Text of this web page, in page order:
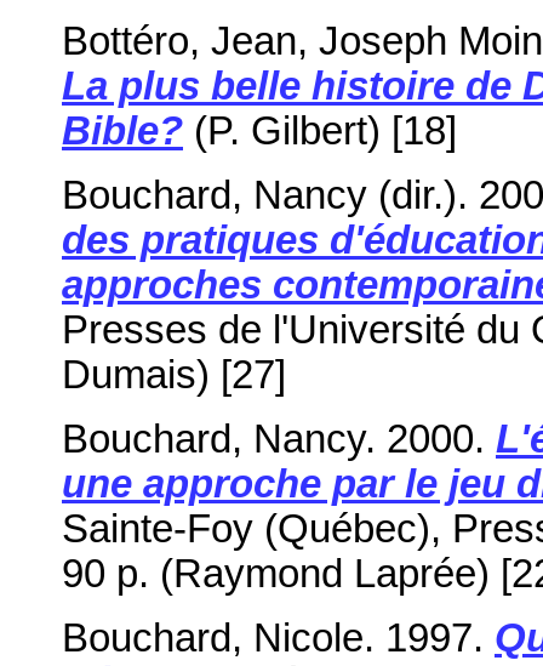
Bottéro, Jean, Joseph
La plus belle histoire de
Bible? (P. Gilbert) [18]
Bouchard, Nancy (dir.).
des pratiques
approches
Presses de l'Université du
Dumais) [27]
Bouchard, Nancy. 2000.
une approche par le jeu
Sainte-Foy (Québec),
90 p. (Raymond Laprée)
Bouchard, Nicole. 1997.